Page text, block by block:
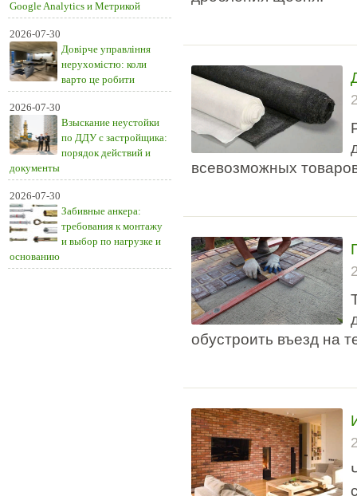
Google Analytics и Метрикой
2026-07-30
Довірче управління
нерухомістю: коли
варто це робити
2026-07-30
Взыскание неустойки
по ДДУ с застройщика:
порядок действий и
документы
2026-07-30
Забивные анкера:
требования к монтажу
и выбор по нагрузке и
основанию
всевозможных
обустроить въезд на